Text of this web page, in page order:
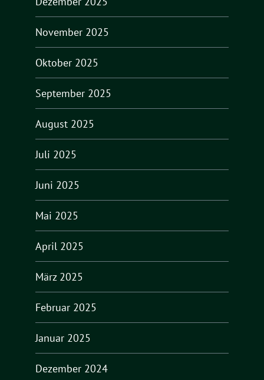
November 2025
Oktober 2025
September 2025
August 2025
Juli 2025
Juni 2025
Mai 2025
April 2025
März 2025
Februar 2025
Januar 2025
Dezember 2024